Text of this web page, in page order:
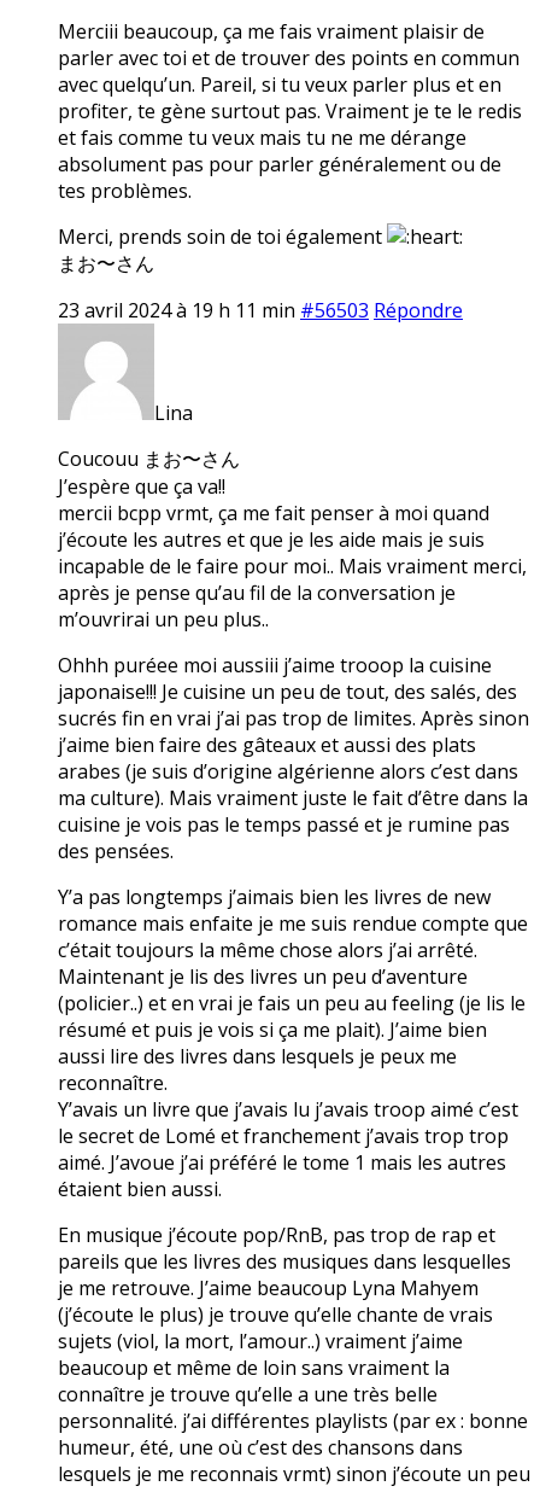
Merciii beaucoup, ça me fais vraiment plaisir de
parler avec toi et de trouver des points en commun
avec quelqu’un. Pareil, si tu veux parler plus et en
profiter, te gène surtout pas. Vraiment je te le redis
et fais comme tu veux mais tu ne me dérange
absolument pas pour parler généralement ou de
tes problèmes.
Merci, prends soin de toi également
まお〜さん
23 avril 2024 à 19 h 11 min #56503 Répondre
Lina
Coucouu まお〜さん
J’espère que ça va!!
mercii bcpp vrmt, ça me fait penser à moi quand
j’écoute les autres et que je les aide mais je suis
incapable de le faire pour moi.. Mais vraiment merci,
après je pense qu’au fil de la conversation je
m’ouvrirai un peu plus..
Ohhh puréee moi aussiii j’aime trooop la cuisine
japonaise!!! Je cuisine un peu de tout, des salés, des
sucrés fin en vrai j’ai pas trop de limites. Après sinon
j’aime bien faire des gâteaux et aussi des plats
arabes (je suis d’origine algérienne alors c’est dans
ma culture). Mais vraiment juste le fait d’être dans la
cuisine je vois pas le temps passé et je rumine pas
des pensées.
Y’a pas longtemps j’aimais bien les livres de new
romance mais enfaite je me suis rendue compte que
c’était toujours la même chose alors j’ai arrêté.
Maintenant je lis des livres un peu d’aventure
(policier..) et en vrai je fais un peu au feeling (je lis le
résumé et puis je vois si ça me plait). J’aime bien
aussi lire des livres dans lesquels je peux me
reconnaître.
Y’avais un livre que j’avais lu j’avais troop aimé c’est
le secret de Lomé et franchement j’avais trop trop
aimé. J’avoue j’ai préféré le tome 1 mais les autres
étaient bien aussi.
En musique j’écoute pop/RnB, pas trop de rap et
pareils que les livres des musiques dans lesquelles
je me retrouve. J’aime beaucoup Lyna Mahyem
(j’écoute le plus) je trouve qu’elle chante de vrais
sujets (viol, la mort, l’amour..) vraiment j’aime
beaucoup et même de loin sans vraiment la
connaître je trouve qu’elle a une très belle
personnalité. j’ai différentes playlists (par ex : bonne
humeur, été, une où c’est des chansons dans
lesquels je me reconnais vrmt) sinon j’écoute un peu